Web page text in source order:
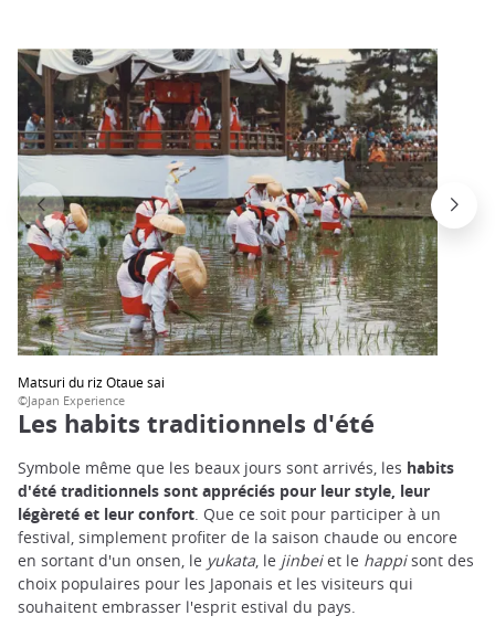
Matsuri du riz Otaue sai
©Japan Experience
Les habits traditionnels d'été
Symbole même que les beaux jours sont arrivés, les habits
d'été traditionnels sont appréciés pour leur style, leur
légèreté et leur confort. Que ce soit pour participer à un
festival, simplement profiter de la saison chaude ou encore
en sortant d'un onsen, le yukata, le jinbeiet le happisont des
choix populaires pour les Japonais et les visiteurs qui
souhaitent embrasser l'esprit estival du pays.